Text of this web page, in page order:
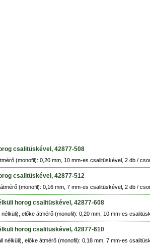
csalitüskével, 42877-508
(monofil): 0,20 mm, 10 mm-es csalitüskével, 2 db /
csalitüskével, 42877-512
(monofil): 0,16 mm, 7 mm-es csalitüskével, 2 db /
horog csalitüskével, 42877-608
előke átmérő (monofil): 0,20 mm, 10 mm-es
horog csalitüskével, 42877-610
nélküli), előke átmérő (monofil): 0,18 mm, 7 mm-es